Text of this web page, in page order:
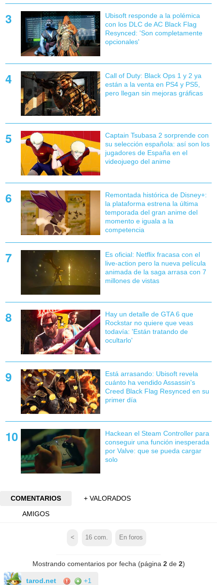
Ubisoft responde a la polémica
con los DLC de AC Black Flag
Resynced: 'Son completamente
opcionales'
Call of Duty: Black Ops 1 y 2 ya
están a la venta en PS4 y PS5,
pero llegan sin mejoras gráficas
Captain Tsubasa 2 sorprende con
su selección española: así son los
jugadores de España en el
videojuego del anime
Remontada histórica de Disney+:
la plataforma estrena la última
temporada del gran anime del
momento e iguala a la
competencia
Es oficial: Netflix fracasa con el
live-action pero la nueva película
animada de la saga arrasa con 7
millones de vistas
Hay un detalle de GTA 6 que
Rockstar no quiere que veas
todavía: 'Están tratando de
ocultarlo'
Está arrasando: Ubisoft revela
cuánto ha vendido Assassin's
Creed Black Flag Resynced en su
primer día
Hackean el Steam Controller para
conseguir una función inesperada
por Valve: que se pueda cargar
solo
COMENTARIOS
+ VALORADOS
AMIGOS
< 16 com. En foros
Mostrando comentarios por fecha (página 2de 2)
tarod.net +1